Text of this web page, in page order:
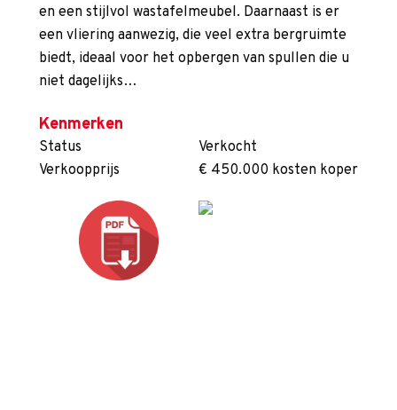
en een stijlvol wastafelmeubel. Daarnaast is er
een vliering aanwezig, die veel extra bergruimte
biedt, ideaal voor het opbergen van spullen die u
niet dagelijks…
Kenmerken
Status
Verkocht
Verkoopprijs
€ 450.000 kosten koper